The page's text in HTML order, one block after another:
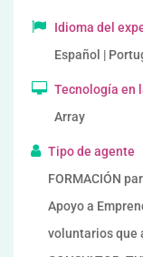
Idioma del
Español |
Tecnología en
Array
Tipo de agente
FORMACIÓN
Apoyo a
voluntarios que